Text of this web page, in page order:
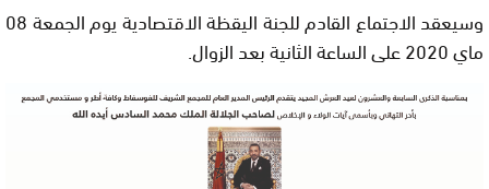
وسيعقد الاجتماع القادم للجنة اليقظة الاقتصادية يوم الجمعة 08
ماي 2020 على الساعة الثانية بعد الزوال.